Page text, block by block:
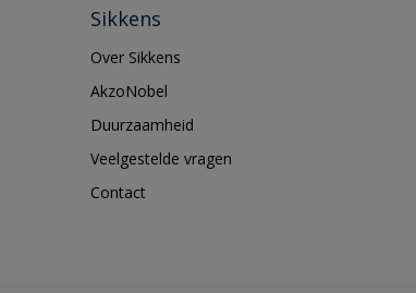
Sikkens
Over Sikkens
AkzoNobel
Duurzaamheid
Veelgestelde vragen
Contact